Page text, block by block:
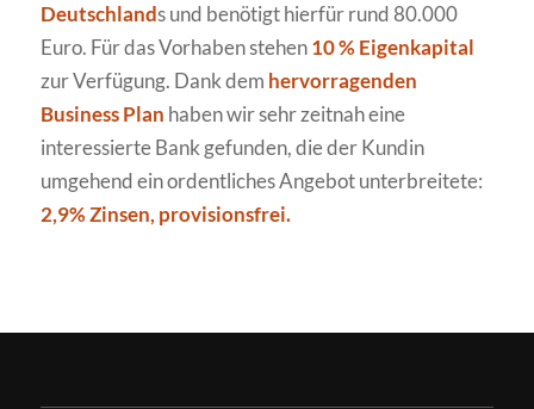
Deutschlands und benötigt hierfür rund 80.000
Euro. Für das Vorhaben stehen10 % Eigenkapital
zur Verfügung. Dank dem hervorragenden
Business Plan haben wir sehr zeitnah eine
interessierte Bank gefunden, die der Kundin
umgehend ein ordentliches Angebot unterbreitete:
2,9% Zinsen, provisionsfrei.